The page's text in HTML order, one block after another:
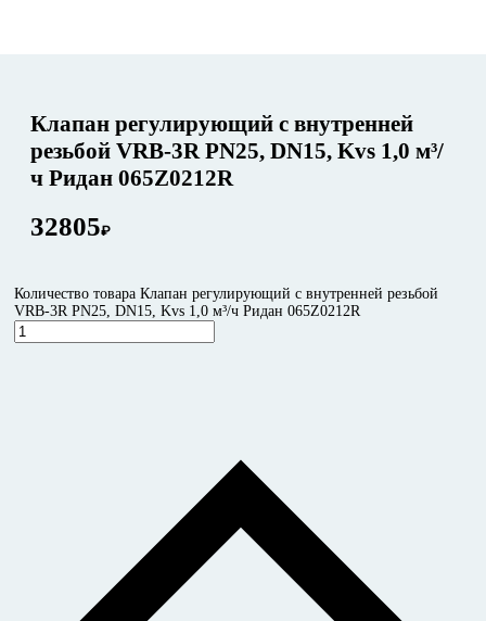
Клапан регулирующий с внутренней
резьбой VRB-3R PN25, DN15, Kvs 1,0 м³/
ч Ридан 065Z0212R
32805₽
Количество товара Клапан регулирующий с внутренней резьбой
VRB-3R PN25, DN15, Kvs 1,0 м³/ч Ридан 065Z0212R